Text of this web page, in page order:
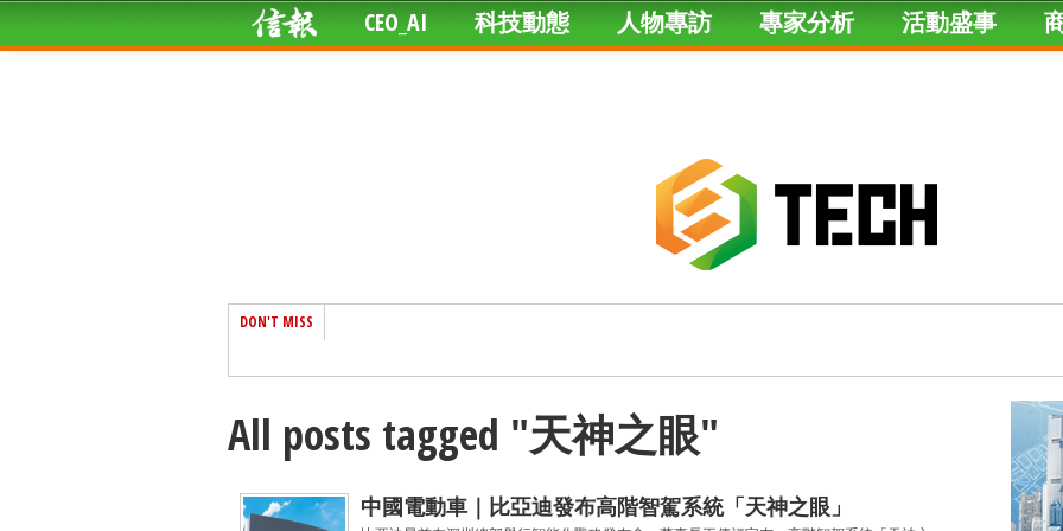
CEO_AI 科技動態 人物專訪 專家分析 活動盛事
DON'T MISS
All posts tagged "天神之眼"
中國電動車｜比亞迪發布高階智駕系統「天神之眼」